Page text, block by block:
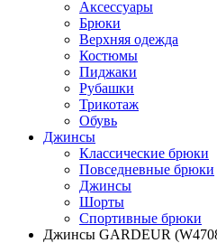
Аксессуары
Брюки
Верхняя одежда
Костюмы
Пиджаки
Рубашки
Трикотаж
Обувь
Джинсы
Классические брюки
Повседневные брюки
Джинсы
Шорты
Спортивные брюки
Джинсы GARDEUR